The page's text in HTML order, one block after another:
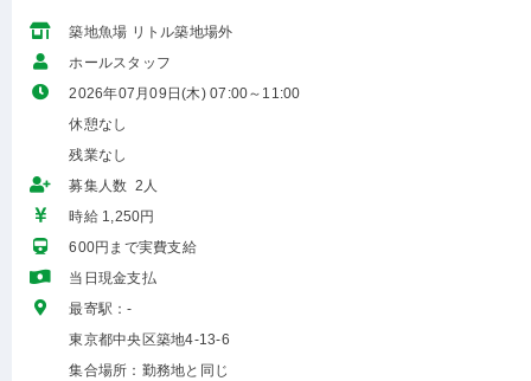
築地魚場 リトル築地場外
ホールスタッフ
2026年07月09日(木) 07:00～11:00
休憩なし
残業なし
募集人数 2人
時給 1,250円
600円まで実費支給
当日現金支払
最寄駅：-
東京都中央区築地4-13-6
集合場所：勤務地と同じ